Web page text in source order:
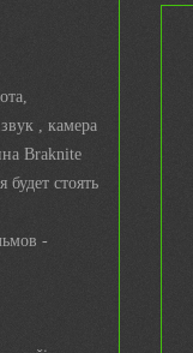
, камера
Braknite
будет стоять
-